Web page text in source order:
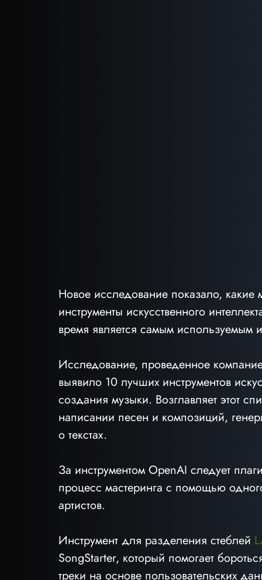
Новое исследование показало,
инструменты искусственного
время является самым используемым
Исследование, проведенное
выявило 10 лучших инструментов
создания музыки. Возглавляет этот
написании песен и композиций,
о текстах.
За инструментом OpenAI следует
процесс мастеринга с помощью
артистов.
Инструмент для разделения стеблей
SongStarter, который помогает
треки на основе пользовательских